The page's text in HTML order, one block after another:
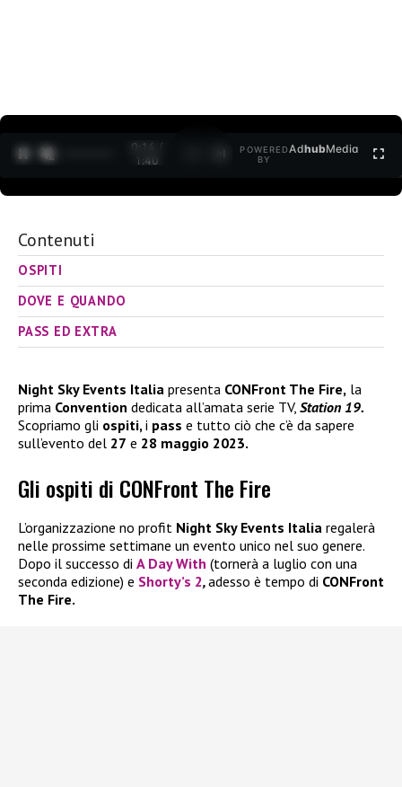
0:15 /
1:40
POWERED
BY
AdhubMedia
Contenuti
OSPITI
DOVE E QUANDO
PASS ED EXTRA
Night Sky Events Italia presenta CONFront The Fire, la
prima Convention dedicata all’amata serie TV, Station 19.
Scopriamo gli ospiti,i pass e tutto ciò che c’è da sapere
sull’evento del 27 e 28 maggio 2023.
Gli ospiti di CONFront The Fire
L’organizzazione no profit Night Sky Events Italia regalerà
nelle prossime settimane un evento unico nel suo genere.
Dopo il successo di A Day With (tornerà a luglio con una
seconda edizione) e Shorty’s 2,adesso è tempo di CONFront
The Fire.